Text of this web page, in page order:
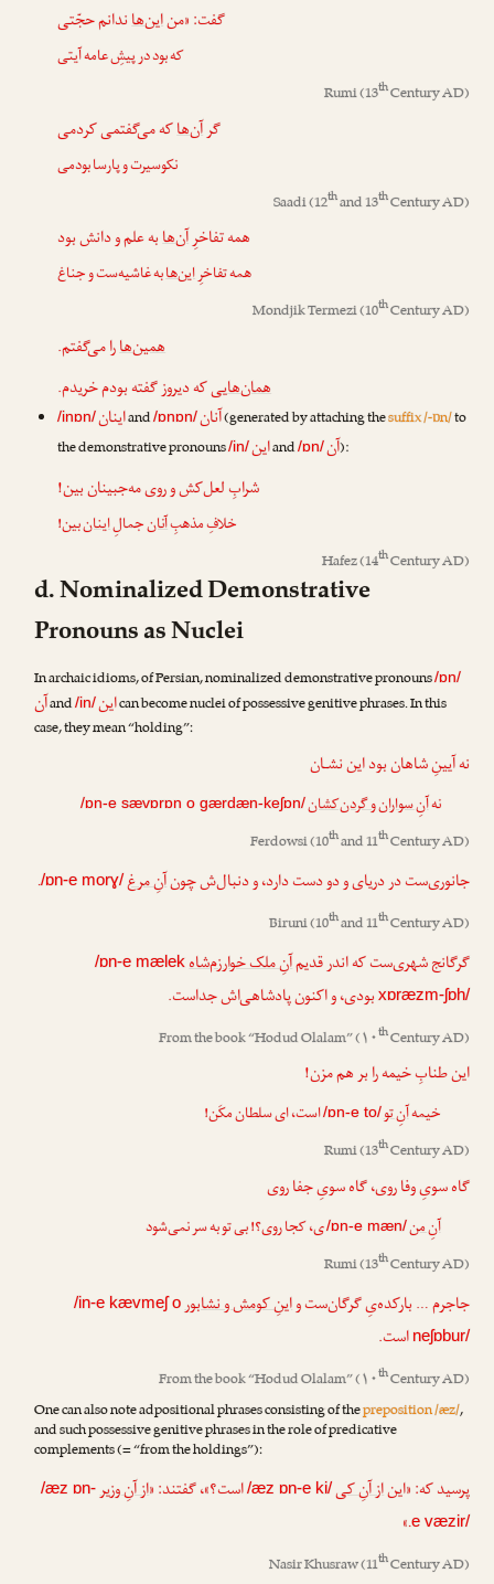
گفت: «مناین‌هاندانم حجّتی
که بود در پیشِ عامه آیتی
Rumi(13thCentury AD)
گرآن‌هاکه می‌گفتمی کردمی
نکوسیرت و پارسا بودمی
Saadi(12thand 13thCentury AD)
همه تفاخرِآن‌هابه علم و دانش بود
همه تفاخرِاین‌هابه غاشیه‌ست و جناغ
Mondjik Termezi(10thCentury AD)
همین‌هارا می‌گفتم.
همان‌هایی که دیروز گفته بودم خریدم.
/inɒn/اینانand/ɒnɒn/آنان(generated by attaching thesuffix /-ɒn/to
the demonstrative pronouns/in/اینand/ɒn/آن):
شرابِ لعل‌کش و روی مه‌جبینان بین!
خلافِ مذهبِآنانجمالِاینانبین!
Hafez(14thCentury AD)
d. Nominalized Demonstrative
Pronouns as Nuclei
In archaic idioms, of Persian, nominalized demonstrative pronouns/ɒn/
آنand/in/اینcan become nuclei of possessive genitive phrases. In this
case, they mean “holding”:
نه آیینِ شاهان بود این نشـان
نهآنِ سواران و گردن‌کشان/ɒn-e sævɒrɒn o gærdæn-keʃɒn/
Ferdowsi(10thand 11thCentury AD)
جانوری‌ست در دریای و دو دست دارد، و دنبال‌ش چونآنِ مرغ/ɒn-e morɣ/
.
Biruni(10thand 11thCentury AD)
گرگانج شهری‌ست که اندر قدیمآنِ ملک خوارزم‌شاه /ɒn-e mælek
xɒræzm-ʃɒh/بودی، و اکنون پادشاهی‌اش جداست.
From the book “Hodud Olalam” (۱۰thCentury AD)
این طنابِ خیمه را بر هم مزن!
خیمهآنِ تو/ɒn-e to/است، ای سلطان مکَن!
Rumi(13thCentury AD)
گاه سویِ وفا روی، گاه سویِ جفا روی
آنِ من/ɒn-e mæn/ی، کجا روی؟! بی تو به سر نمی‌شود
Rumi(13thCentury AD)
جاجرم … بارکده‌یِ گرگان‌ست واینِ کومش و نشابور /in-e kævmeʃ o
neʃɒbur/ است.
From the book “Hodud Olalam” (۱۰thCentury AD)
One can also note adpositional phrases consisting of thepreposition /æz/,
and such possessive genitive phrases in the role of predicative
complements (= “from the holdings”):
پرسید که: «ایناز آنِ کی/æz ɒn-e ki/است؟»، گفتند: «از آنِ وزیر /æz ɒn-
e væzir/
.»
Nasir Khusraw(11thCentury AD)